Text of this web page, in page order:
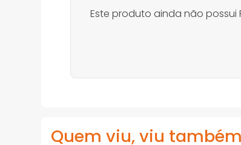
Este produto ainda não possui
Quem viu, viu também